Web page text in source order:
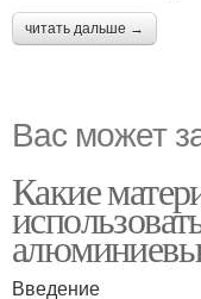
читать дальше →
Вас может
Какие
Введение